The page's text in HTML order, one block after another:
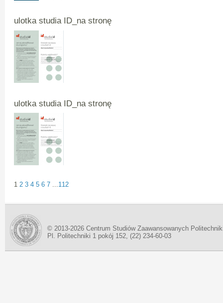
ulotka studia ID_na stronę
ulotka studia ID_na stronę
1 2 3 4 5 6 7 112
© 2013-2026 Centrum Studiów Zaawansowanych
Pl. Politechniki 1 pokój 152, (22) 234-60-03